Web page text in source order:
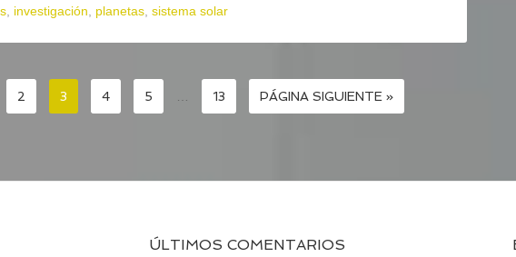
investigación planetas sistema solar
2 3 4 5 13 PÁGINA SIGUIENTE »
ÚLTIMOS COMENTARIOS